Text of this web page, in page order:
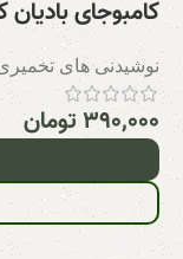
کامبوجای بادیان
نوشیدنی های
۳۹۰,۰۰۰تومان